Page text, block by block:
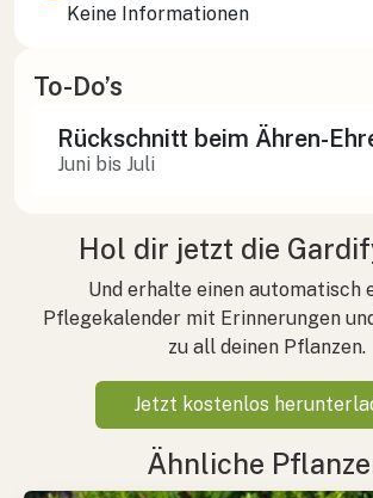
Keine Informationen
To-Do’s
Rückschnitt beim Ähren-
Juni bis Juli
Hol dir jetzt die
Und erhalte einen automatisch
Pflegekalender mit Erinnerungen
zu all deinen Pflanzen.
Jetzt kostenlos
Ähnliche